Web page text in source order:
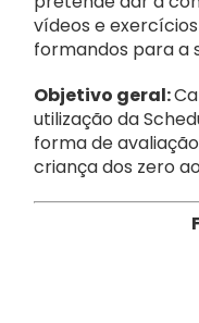
vídeos e
formandos para a
Objetivo geral:
utilização da
forma de
criança dos zero